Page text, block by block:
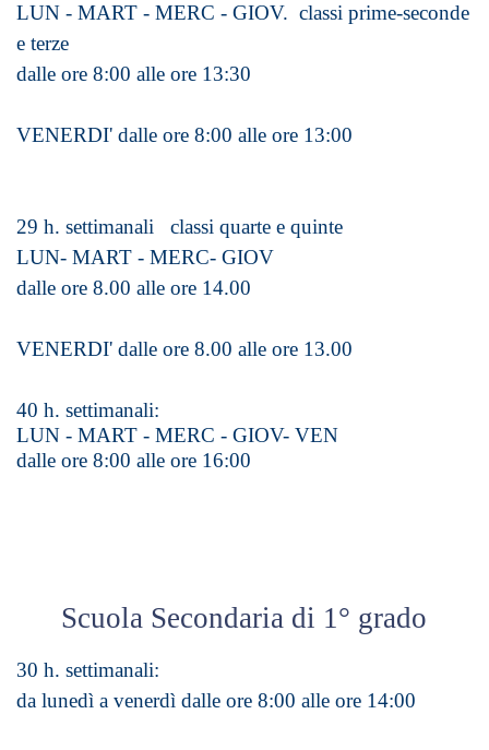
LUN - MART - MERC - GIOV. classi prime-seconde
e terze
dalle ore 8:00 alle ore 13:30
VENERDI' dalle ore 8:00 alle ore 13:00
29 h. settimanali classi quarte e quinte
LUN- MART - MERC- GIOV
dalle ore 8.00 alle ore 14.00
VENERDI' dalle ore 8.00 alle ore 13.00
40 h. settimanali:
LUN - MART - MERC - GIOV- VEN
dalle ore 8:00 alle ore 16:00
Scuola Secondaria di 1° grado
30 h. settimanali:
da lunedì a venerdì dalle ore 8:00 alle ore 14:00